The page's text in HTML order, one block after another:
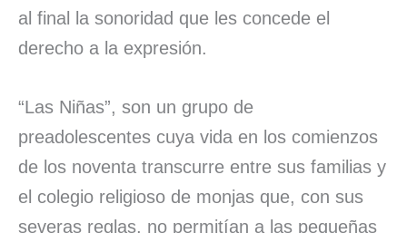
al final la sonoridad que les concede el
derecho a la expresión.
“Las Niñas”, son un grupo de
preadolescentes cuya vida en los comienzos
de los noventa transcurre entre sus familias y
el colegio religioso de monjas que, con sus
severas reglas, no permitían a las pequeñas